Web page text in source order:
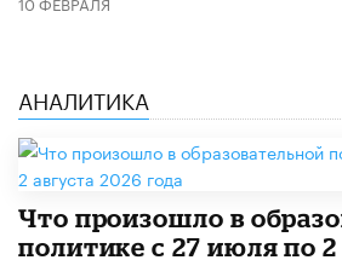
АНАЛИТИКА
​Что произошло в
политике с 27 июля по 2